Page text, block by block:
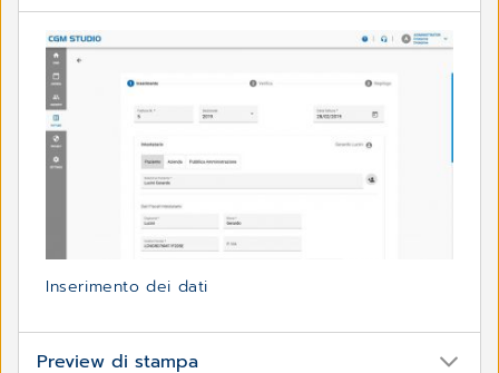
Inserimento dei dati
Preview di stampa